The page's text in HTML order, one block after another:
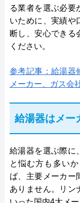
る業者を選ぶ必要
いために、実績や
断し、安心できる
ください。
参考記事：給湯器
メーカー、ガス会
給湯器はメー
給湯器を選ぶ際に
と悩む方も多い
ば、主要メーカー
ありません。リン